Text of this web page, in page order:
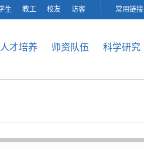
生 教工 校友 访客 常用链接
人才培养 师资队伍 科学研究